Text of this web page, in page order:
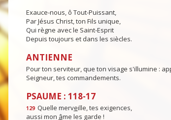
Exauce-nous, ô Tout-Puissant,
Par Jésus Christ, ton Fils unique,
Qui règne avec le Saint-Esprit
Depuis toujours et dans les siècles.
ANTIENNE
Pour ton serviteur, que ton visage s'illumine :
Seigneur, tes commandements.
PSAUME : 118-17
129 Quelle merveille, tes exigences,
aussi mon âme les garde !